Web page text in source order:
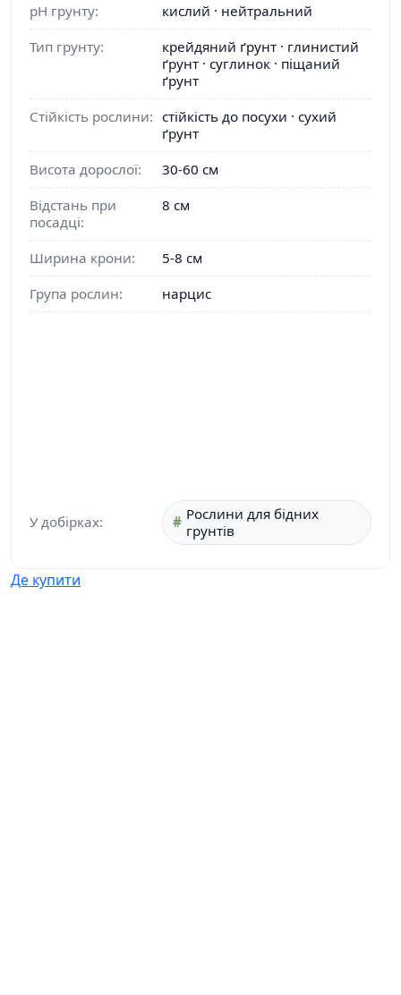
pH грунту:
кислий · нейтральний
Тип грунту:
крейдяний ґрунт · глинистий
ґрунт · суглинок · піщаний
ґрунт
Стійкість рослини: стійкість до посухи · сухий
ґрунт
Висота дорослої:
30-60 см
Відстань при
посадці:
8 см
Ширина крони:
5-8 см
Група рослин:
нарцис
У добірках:
Рослини для бідних
грунтів
Де купити